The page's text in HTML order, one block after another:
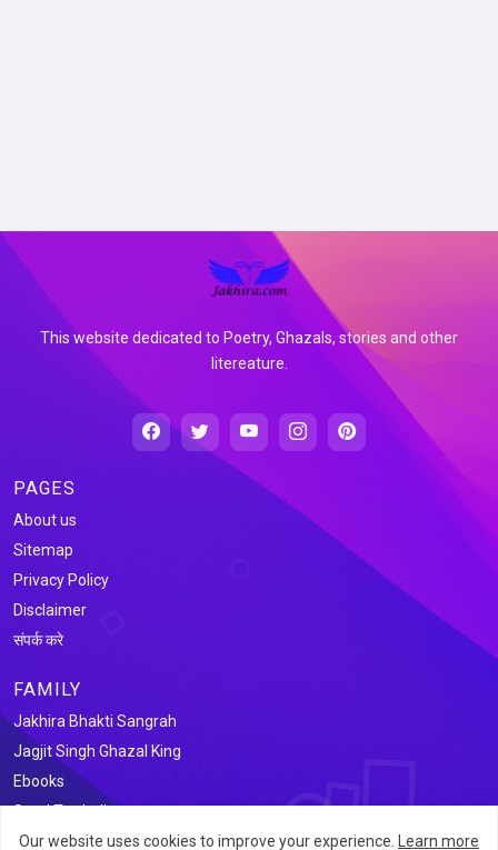
This website dedicated to Poetry, Ghazals, stories and other
litereature.
PAGES
About us
Sitemap
Privacy Policy
Disclaimer
संपर्क करे
FAMILY
Jakhira Bhakti Sangrah
Jagjit Singh Ghazal King
Ebooks
Saral Tax India
Our website uses cookies to improve your experience.
Learn more